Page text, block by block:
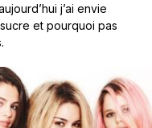
j’ai envie
et pourquoi pas